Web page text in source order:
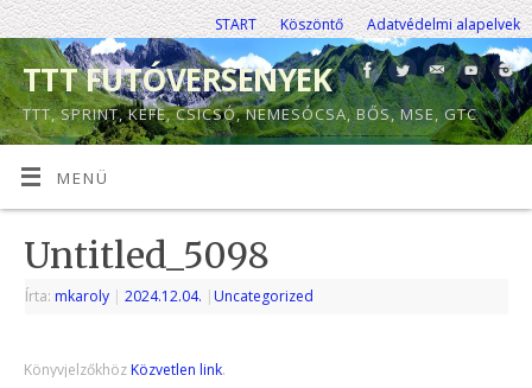
START Köszöntő Adatvédelmi alapelvek
TTT FUTÓVERSENYEK
TTT, SPRINT, KEFE, CSICSÓ, NEMESÓCSA, BŐS, MSE, GTC
MENÜ
Untitled_5098
Írta: mkaroly | 2024.12.04. | Uncategorized
Könyvjelzőkhöz Közvetlen link.